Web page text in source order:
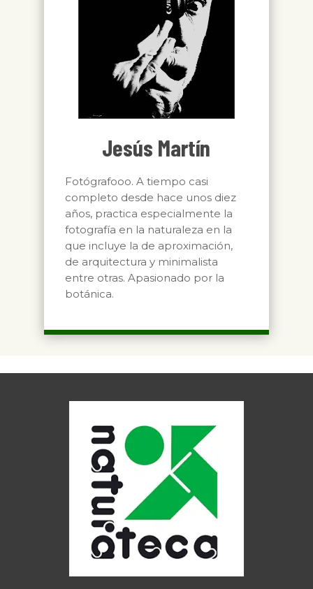
Jesús Martín
Fotógrafooo. A tiempo casi
completo desde hace unos diez
años, practica especialmente la
fotografía en la naturaleza en la
que incluye la de aproximación,
de arquitectura y minimalista
entre otras. Apasionado por la
botánica.